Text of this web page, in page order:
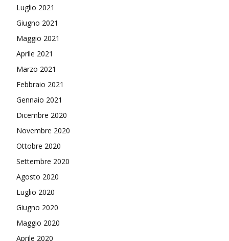
Luglio 2021
Giugno 2021
Maggio 2021
Aprile 2021
Marzo 2021
Febbraio 2021
Gennaio 2021
Dicembre 2020
Novembre 2020
Ottobre 2020
Settembre 2020
Agosto 2020
Luglio 2020
Giugno 2020
Maggio 2020
Aprile 2020